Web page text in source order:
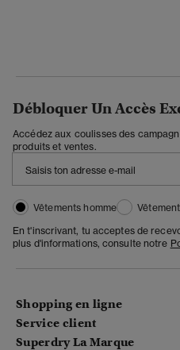
Débloquer Un Accès
Accédez aux coulisses des
produits et ventes.
Vêtements homme
En t'inscrivant, tu acceptes de
plus d'informations, consulte notre
Shopping en ligne
Service client
Superdry La Marque